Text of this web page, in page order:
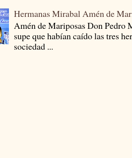
Hermanas Mirabal Amén de
Amén de Mariposas Don
supe que habían caído las tres
sociedad ...